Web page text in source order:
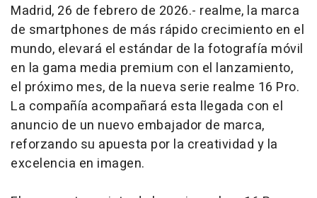
Madrid, 26 de febrero de 2026.- realme, la marca
de smartphones de más rápido crecimiento en el
mundo, elevará el estándar de la fotografía móvil
en la gama media premium con el lanzamiento,
el próximo mes, de la nueva serie realme 16 Pro.
La compañía acompañará esta llegada con el
anuncio de un nuevo embajador de marca,
reforzando su apuesta por la creatividad y la
excelencia en imagen.